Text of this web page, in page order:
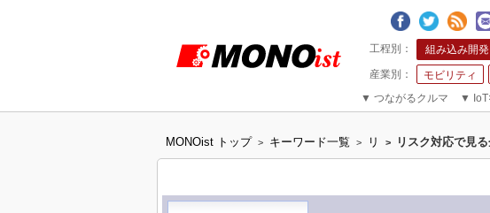
組み込み開発
モビリティ
▼ つながるクルマ ▼
MONOist トップ > キーワード一覧 > リ > リスク対応で見